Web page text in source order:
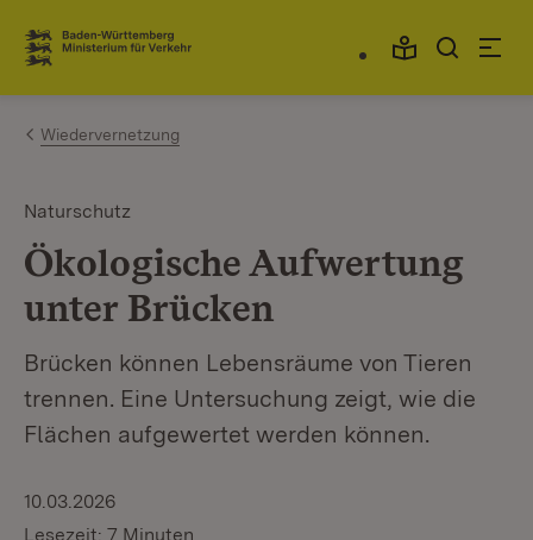
Zum Inhalt springen
Link zur Startseite
Wiedervernetzung
Naturschutz
Ökologische Aufwertung
unter Brücken
Brücken können Lebensräume von Tieren
trennen. Eine Untersuchung zeigt, wie die
Flächen aufgewertet werden können.
10.03.2026
Lesezeit: 7 Minuten